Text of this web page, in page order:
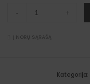
"Premium"
medis)
- +
Į NORŲ SĄRAŠĄ
Kategorija: